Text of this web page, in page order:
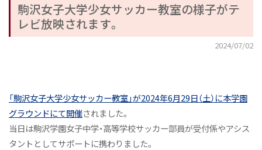
駒沢女子大学少女サッカー教室の様子がテ
レビ放映されます。
2024/07/02
「駒沢女子大学少女サッカー教室」が2024年6月29日（土）に本学園
グラウンドにて開催されました。
当日は駒沢学園女子中学・高等学校サッカー部員が受付係やアシス
タントとしてサポートに携わりました。